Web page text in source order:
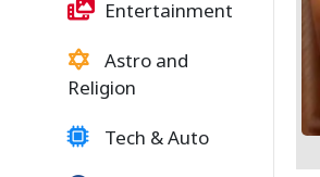
Entertainment
Astro and
Religion
Tech & Auto